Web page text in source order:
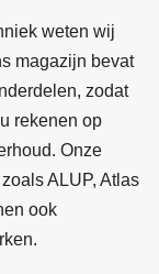
weten wij
magazijn bevat
zodat
rekenen op
Onze
ALUP, Atlas
ook